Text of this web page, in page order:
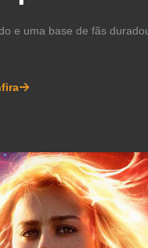
e uma base de fãs